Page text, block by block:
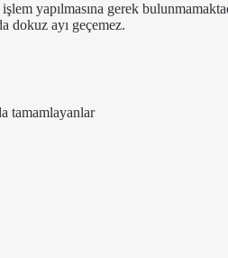
yapılmasına gerek
dokuz ayı geçemez.
tamamlayanlar